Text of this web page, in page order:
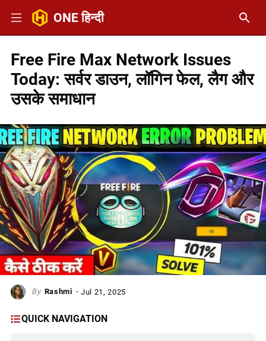
ONE हिन्दी
Free Fire Max Network Issues
Today: सर्वर डाउन, लॉगिन फेल, लैग और
उसके समाधान
Rashmi Jul 21, 2025
QUICK NAVIGATION